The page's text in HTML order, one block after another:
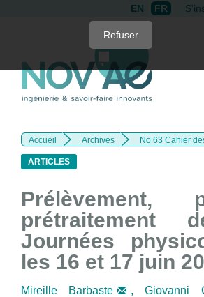
page
content
Navigation
Main
Content
EN FR
Accueil Archives No 63 Cahier
ARTICLES
Prélèvement,
prétraitement
Journées
les 16 et 17 juin
Mireille Barbaste ,Giovanni
Refuser